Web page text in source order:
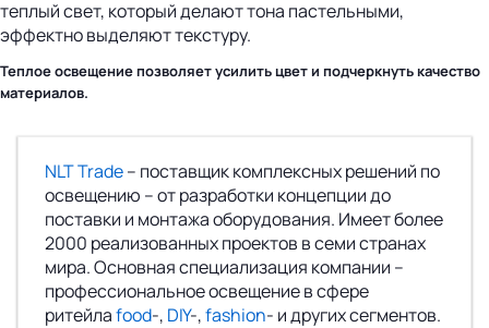
теплый свет, который делают тона пастельными,
эффектно выделяют текстуру.
Теплое освещение позволяет усилить цвет и подчеркнуть качество
материалов.
NLT Trade– поставщик комплексных решений по
освещению – от разработки концепции до
поставки и монтажа оборудования. Имеет более
2000 реализованных проектов в семи странах
мира. Основная специализация компании –
профессиональное освещение в сфере
ритейлаfood-, DIY-,fashion- и других сегментов.